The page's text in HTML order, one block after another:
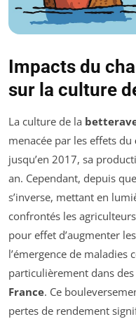
Impacts du
sur la culture
La culture de la
menacée par les effets du
jusqu’en 2017, sa
an. Cependant, depuis
s’inverse, mettant en
confrontés les
pour effet d’augmenter
l’émergence de maladies
particulièrement dans
France. Ce
pertes de rendement